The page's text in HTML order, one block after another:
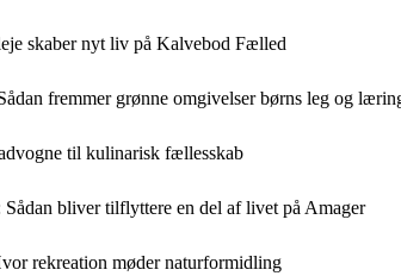
skaber nyt liv på Kalvebod Fælled
fremmer grønne omgivelser børns leg og
til kulinarisk fællesskab
bliver tilflyttere en del af livet på Amager
rekreation møder naturformidling